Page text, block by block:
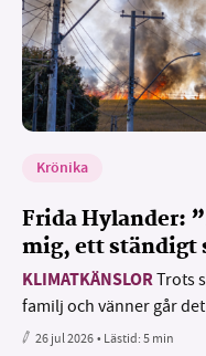
Krönika
Frida Hylander:
mig, ett ständigt
KLIMATKÄNSLORTrots
familj och vänner går det
26 jul 2026• Lästid:5 min